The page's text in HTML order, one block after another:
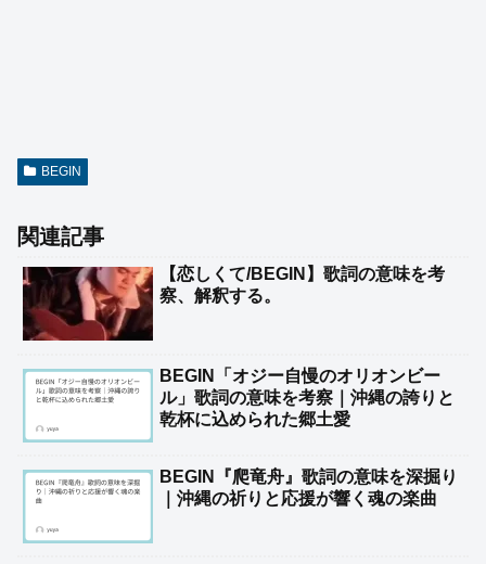
BEGIN
関連記事
【恋しくて/BEGIN】歌詞の意味を考
察、解釈する。
BEGIN「オジー自慢のオリオンビー
ル」歌詞の意味を考察｜沖縄の誇りと
乾杯に込められた郷土愛
BEGIN『爬竜舟』歌詞の意味を深掘り
｜沖縄の祈りと応援が響く魂の楽曲